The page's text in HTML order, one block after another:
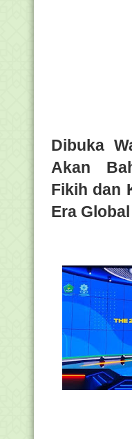
Dibuka
Akan
Fikih dan
Era Global